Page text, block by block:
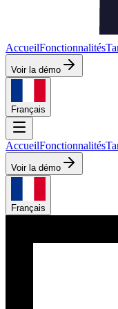
AccueilFonctionnalités
Voir la démo
Français
AccueilFonctionnalités
Voir la démo
Français